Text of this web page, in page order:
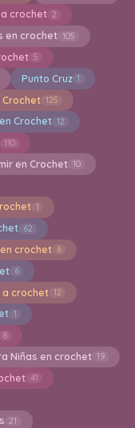
crochet 2
en crochet 105
5
Punto Cruz 1
Crochet 125
Crochet 12
110
en Crochet 10
1
62
crochet 6
6
a crochet 12
1
8
Niñas en crochet 19
41
21